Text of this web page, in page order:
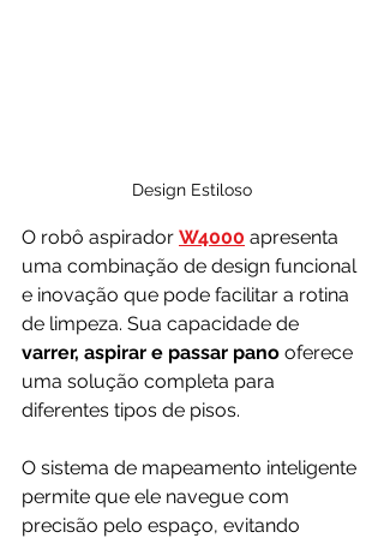
Design Estiloso
O robô aspirador W4000 apresenta
uma combinação de design funcional
e inovação que pode facilitar a rotina
de limpeza. Sua capacidade de
varrer, aspirar e passar pano oferece
uma solução completa para
diferentes tipos de pisos.
O sistema de mapeamento inteligente
permite que ele navegue com
precisão pelo espaço, evitando